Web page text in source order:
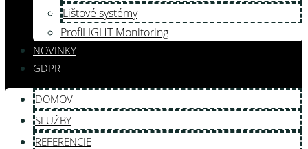
Lištové systémy
ProfiLIGHT Monitoring
NOVINKY
GDPR
DOMOV
SLUŽBY
REFERENCIE